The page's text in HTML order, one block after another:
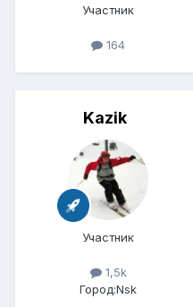
Участник
164
Kazik
Участник
1,5k
Город:Nsk